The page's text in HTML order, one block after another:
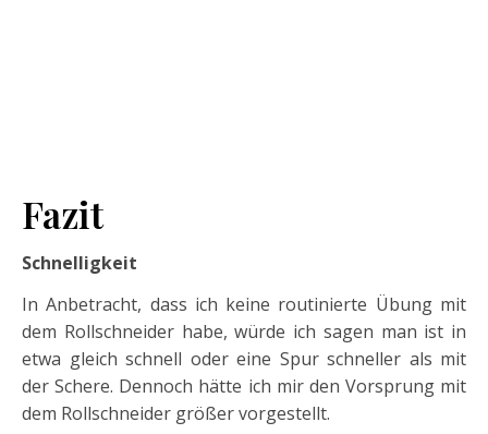
Fazit
Schnelligkeit
In Anbetracht, dass ich keine routinierte Übung mit
dem Rollschneider habe, würde ich sagen man ist in
etwa gleich schnell oder eine Spur schneller als mit
der Schere. Dennoch hätte ich mir den Vorsprung mit
dem Rollschneider größer vorgestellt.